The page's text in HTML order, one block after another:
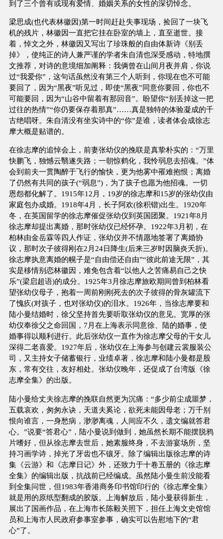
到了三个曾有或现有爱情、婚姻关系的女性的深切悼念。
梁思成(也代表林徽因)第一时间赶赴失事现场，捡回了一块飞
机的残片，林徽因一直把它挂在卧室的墙上，直至逝世。接
着，悼文之外，林徽因又写出了珍珠般的自由体新诗《别丢
掉》，使纯正的诗人兼严谨的学者朱自清也深受感动，特地撰
文推荐，对诗的意境细加阐释：我俩曾在山间月夜并肩，你说
过“我爱你”，这句话虽然没有第三个人听到，你现在也不可能
要回了，因为“黑夜”听见过，即使“黑夜”同意你要回，你也不
可能要回，因为“山谷中留着有那回音”。盼望你“别丢掉这一把
过往的热情”“你仍要保存着那真”……真是独特的体验凝成的千
古绝唱呀。朱自清没有坐实诗中的“你”是谁，读者体会成徐志
摩大概是贴谱的。
在徐志摩的追悼会上，前妻张幼仪的挽联是真挚朴实的：“万里
快鹏飞，独憾云翳遂失路；一朝惊鹤化，我怜弱息去招魂。”体
会到前夫一贯陶醉于飞行的愉快，更为他雾中罹难抱恨；离婚
了仍然有共同的孩子(“弱息”)，为了孩子也愿为他招魂。一切
恩怨都化解了。1915年12月，19岁的徐志摩和15岁的张幼仪由
家庭包办成婚。1918年4月，长子阿欢(徐积锴)出生。1920年
冬，在英国留学的徐志摩催促张幼仪到英国团聚。1921年8月
徐志摩却提出离婚，那时张幼仪已经怀孕。1922年3月初，在
柏林由金岳霖等四人作证，张幼仪并不情愿地签署了离婚协
议，那时次子彼得刚在2月24日降生(后来三岁时因脑炎夭折)。
徐志摩执意离婚的幌子是“自由偿还自由”“彼此前途无限”，其
实是移情别恋林徽因，难免包含着“以他人之苦痛易自己之快
乐”(梁启超语)的成分。1925年3月徐志摩旅欧期间曾到柏林看
望张幼仪母子，抱着一周前刚刚死去的次子彼得的骨灰罐流下
了愧疚(对孩子，也对张幼仪)的泪水。1926年，当徐志摩要和
陆小曼结婚时，徐父坚持首先要听取张幼仪的意见。宽厚的张
幼仪奉徐父之命回国，7月在上海表示同意徐、陆的婚事，使
婚事得以顺利进行。此后张幼仪一直作为徐志摩父母的干女儿
深得二老喜爱。1927年后，张幼仪在上海参与创建云裳服装公
司，又主持女子储蓄银行，业绩卓著，徐志摩和陆小曼都是股
东，常有交往，友好相处。张幼仪晚年，还促成了台湾版《徐
志摩全集》的出版。
陆小曼给丈夫徐志摩的挽联自然更为沉痛：“多少前尘成噩梦，
五载哀欢，匆匆永诀，天道夫奚论，欲死未能因母老；万千别
恨向谁言，一身愁病，渺渺离魂，人间应不久，遗文编就答君
心。”说要“答君心”，陆小曼说到做到，她虽然长期不能摆脱鸦
片嗜好，但从徐志摩去世后，她素服终身，不去游宴场所，坚
持习画学诗，掉光了牙齿也不镶牙。除了编辑出版徐志摩的诗
集《云游》和《志摩日记》外，还致力于十卷五册的《徐志摩
全集》的编辑出版，抗战前已经编成。虽然陆小曼生前没能看
到全集问世，但1983年香港商务印书馆印行的《徐志摩全集》
就是用的原纸型翻成的胶版。上海解放后，陆小曼获得新生，
展出了国画作品，在上海市长陈毅关照下，担任上海文史馆馆
员和上海市人民政府参事室参事，确实可以告慰地下的“君
心”了。